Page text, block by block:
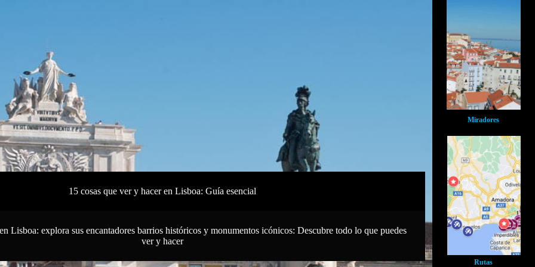
15 cosas que ver y hacer en Lisboa:Guía esencial
Lisboa: explora sus encantadores barrios históricos y monumentos icónicos: Descubre todo lo que puedes
ver y hacer
Miradores
Rutas